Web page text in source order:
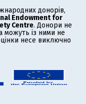
донорів,
Endowment for
Centre. Донори не
можуть із ними не
несе виключно